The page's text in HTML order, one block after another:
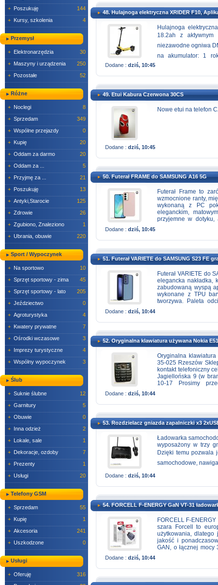
+ Poszukuję
144
+ Kursy, szkolenia 4
Przemysł
+ Elektronarzędzia
30
+ Maszyny i urządzenia
250
+ Pozostałe 52
Różne
+ Noclegi
8
+ Sprzedam
349
+ Wspólne przejazdy
0
+ Kupię
20
+ Oddam za darmo
20
+ Oddam za ...
5
+ Przyjmę za ...
21
+ Poszukuję
13
+ Antyki,Starocie
125
+ Zdrowie
26
+ Zgubiono, Znaleziono
1
+ Ubrania, obuwie 220
Sport / Wypoczynek
+ Na sportowo
10
+ Sprzęt sportowy - zima
45
+ Sprzęt sportowy - lato
205
+ Jeździectwo
0
+ Agroturystyka
4
+ Kwatery prywatne
7
+ Ośrodki wczasowe
3
+ Imprezy turystyczne
4
+ Wspólny wypoczynek 3
Ślub
+ Suknie ślubne
12
+ Garnitury
5
+ Obuwie
0
+ Inna odzież
2
+ Lokale, sale
1
+ Dekoracje, ozdoby
7
+ Prezenty
1
+ Usługi 20
Telefony GSM
+ Sprzedam
55
+ Kupię
1
+ Akcesoria
241
+ Uszkodzone 0
Usługi
+ Oferuję
316
48. Hulajnoga elektryczna XRIDER F10,
Hulajnoga
18.2ah z aktywnym
niezawodne ogniwa
na akumulator: 1
800W (1400W mocy
´ Opony
aplikacja do obsługi
amortyzacja: na
pojedyncze tył, światło
Dodane : dziś, 10:45
49. Etui Kabura Czerwona 30CS
Nowe etui na telefon
Dodane : dziś, 10:45
50. Futerał FRAME do SAMSUNG A16 5G
Futerał Frame to
wzmocnione ranty,
wykonaną z PC
eleganckim,
przyjemne w
aparatów. Ramka
Dodane : dziś, 10:45
51. Futerał VARIETE do SAMSUNG S23 FE
Futerał VARIETE do
elegancka nakładka,
zabudowaną wyspą
wykonane z TPU
tworzywa. Paleta
użytkowania. Co
aparatów, ponieważ
rant, ale też
razie potrzeby).
(tył), tworzywo
Dodane : dziś, 10:44
52. Oryginalna klawiatura używana Nokia E51
Oryginalna
35-025 Rzeszów
kontakt telefoniczny
Jagiellońska 9 (w
10-17 Prosimy
Dodane : dziś, 10:44
53. Rozdzielacz gniazda zapalniczki x3
Ładowarka
wyposażony w trzy
Dzięki temu pozwala
samochodowe,
12V lub 240W przy
potrzebują zasilać
Ładowarka
umożliwiając
jazdy. Łączny prąd
ładowanie kilku
bezpieczeństwo:
pojazdu, co
wielopoziomowe
Dodane : dziś, 10:44
54. FORCELL F-ENERGY GaN VT-31
FORCELL F-
szara Forcell to
użytkowania,
jakość i
GAN, o łącznej mocy
ładowarki GAN są
Dodane : dziś, 10:44